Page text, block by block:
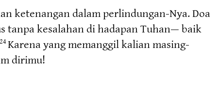
ketenangan dalam perlindungan-Nya. Doa
tanpa kesalahan di hadapan Tuhan— baik
24 Karena yang memanggil kalian masing-
dirimu!